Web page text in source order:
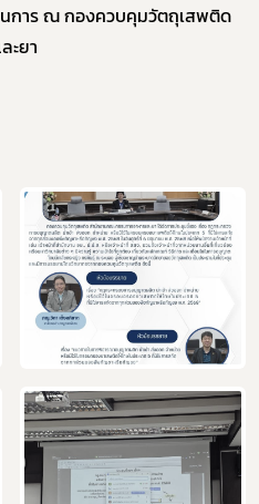
นการ ณ กองควบคุมวัตถุเสพติด
ะยา